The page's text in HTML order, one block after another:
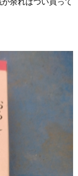
余ればつい買って